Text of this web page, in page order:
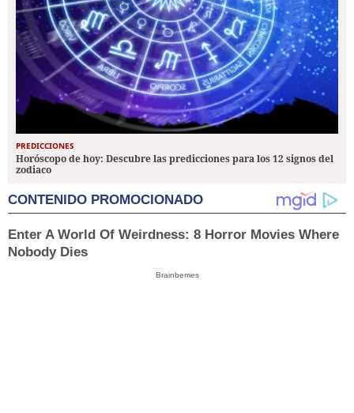
PREDICCIONES
Horóscopo de hoy: Descubre las predicciones para los 12 signos del
zodiaco
CONTENIDO PROMOCIONADO
Enter A World Of Weirdness: 8 Horror Movies Where
Nobody Dies
Brainberries